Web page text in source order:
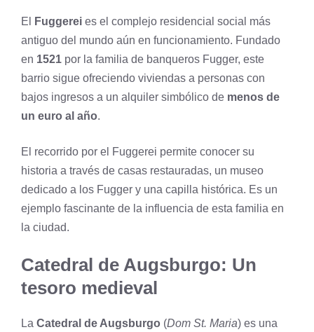
El Fuggerei es el complejo residencial social más
antiguo del mundo aún en funcionamiento. Fundado
en 1521 por la familia de banqueros Fugger, este
barrio sigue ofreciendo viviendas a personas con
bajos ingresos a un alquiler simbólico de menos de
un euro al año.
El recorrido por el Fuggerei permite conocer su
historia a través de casas restauradas, un museo
dedicado a los Fugger y una capilla histórica. Es un
ejemplo fascinante de la influencia de esta familia en
la ciudad.
Catedral de Augsburgo: Un
tesoro medieval
La Catedral de Augsburgo (Dom St. Maria) es una